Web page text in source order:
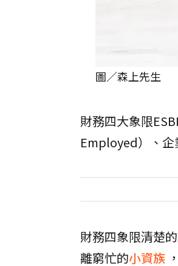
圖／森上先生
財務四大象限
Employed）、
財務四象限清楚
離窮忙的小資族